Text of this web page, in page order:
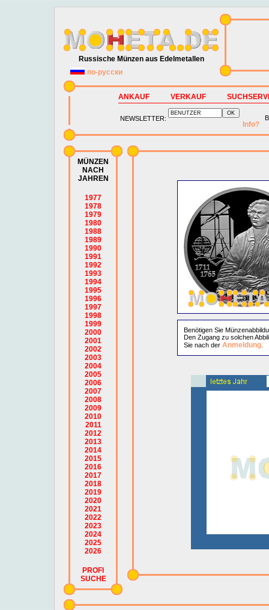
Russische Münzen aus Edelmetallen
по-русски
ANKAUF VERKAUF
NEWSLETTER:
Info?
MÜNZEN
NACH
JAHREN
1977
1978
1979
1980
1988
1989
1990
1991
1992
1993
1994
1995
1996
1997
1998
1999
2000
2001
2002
2003
2004
2005
2006
2007
2008
2009
2010
2011
2012
2013
2014
2015
2016
2017
2018
2019
2020
2021
2022
2023
2024
2025
2026
PROFI
SUCHE
Benötigen Sie
Den Zugang zu solchen
Sie nach der Anmeldung.